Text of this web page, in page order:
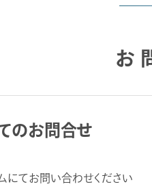
お
のお問合せ
にてお問い合わせください